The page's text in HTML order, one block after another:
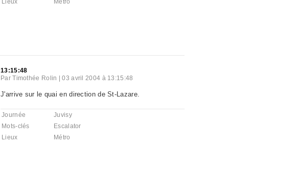
Lieux
Métro
13:15:48
ParTimothée Rolin |03 avril 2004 à 13:15:48
J'arrive sur le quai en direction de St-Lazare.
Journée
Juvisy
Mots-clés
Escalator
Lieux
Métro